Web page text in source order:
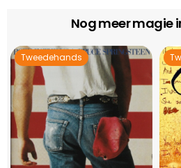
Nog meer magie
Tweedehands